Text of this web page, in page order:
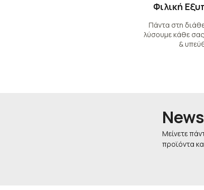
Φιλική
Πάντα στη
λύσουμε κάθε
&
Μείνετε
προϊόντα